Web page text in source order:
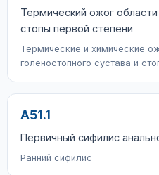
Термический ожог
стопы первой степени
Термические и химические
голеностопного сустава и
A51.1
Первичный сифилис
Ранний сифилис